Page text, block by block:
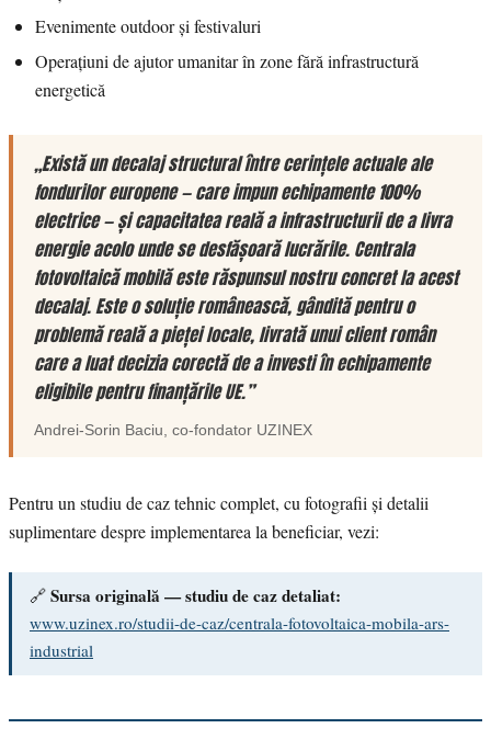
Evenimente outdoor și festivaluri
Operațiuni de ajutor umanitar în zone fără infrastructură
energetică
„Există un decalaj structural între cerințele actuale ale
fondurilor europene — care impun echipamente 100%
electrice — și capacitatea reală a infrastructurii de a livra
energie acolo unde se desfășoară lucrările. Centrala
fotovoltaică mobilă este răspunsul nostru concret la acest
decalaj. Este o soluție românească, gândită pentru o
problemă reală a pieței locale, livrată unui client român
care a luat decizia corectă de a investi în echipamente
eligibile pentru finanțările UE.”
Andrei-Sorin Baciu, co-fondator UZINEX
Pentru un studiu de caz tehnic complet, cu fotografii și detalii
suplimentare despre implementarea la beneficiar, vezi:
🔗 Sursa originală — studiu de caz detaliat:
www.uzinex.ro/studii-de-caz/centrala-fotovoltaica-mobila-ars-
industrial